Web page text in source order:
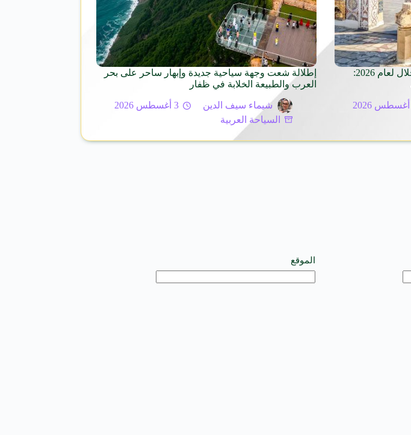
تونس الخضراء في ميزان السياحة الحلال لعام 2026:
إطلالة شعت وجهة سياحية جديدة وإبهار ساحر على بحر
العرب والطبيعة الخلابة في ظفار
شيماء سيف الدين
3 أغسطس 2026
السياحة العربية
الموقع